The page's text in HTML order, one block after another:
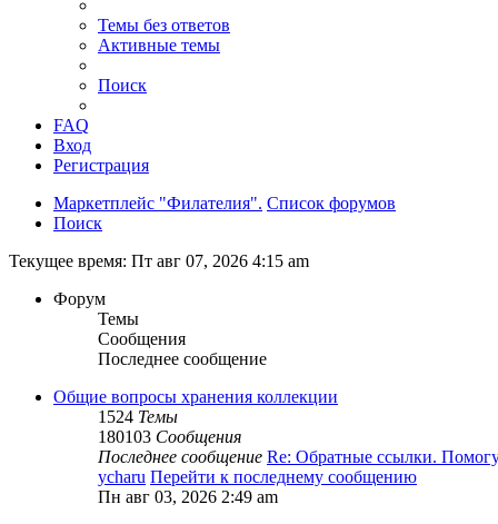
Темы без ответов
Активные темы
Поиск
FAQ
Вход
Регистрация
Маркетплейс "Филателия". Список форумов
Поиск
Текущее время: Пт авг 07, 2026 4:15 am
Форум
Темы
Сообщения
Последнее сообщение
Общие вопросы хранения коллекции
1524 Темы
180103 Сообщения
Последнее сообщение Re: Обратные ссылки.
ycharu Перейти к последнему сообщению
Пн авг 03, 2026 2:49 am